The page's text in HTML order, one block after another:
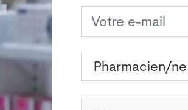
un enfant contracte chaque
l’Organisation mondiale de la
signataires à améliorer la
de sepsis par année, dont 8
souffrent de sepsis chaque